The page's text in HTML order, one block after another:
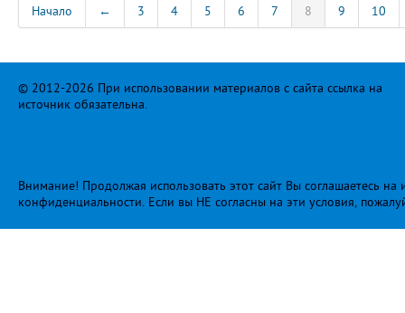
Начало ← 3 4 5 6 7 8 9 10
© 2012-2026 При использовании материалов с сайта ссылка на
источник обязательна.
Внимание! Продолжая использовать этот сайт Вы соглашаетесь
конфиденциальности. Если вы НЕ согласны на эти условия,